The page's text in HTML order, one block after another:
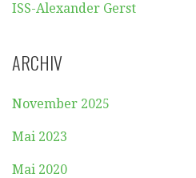
ISS-Alexander Gerst
ARCHIV
November 2025
Mai 2023
Mai 2020